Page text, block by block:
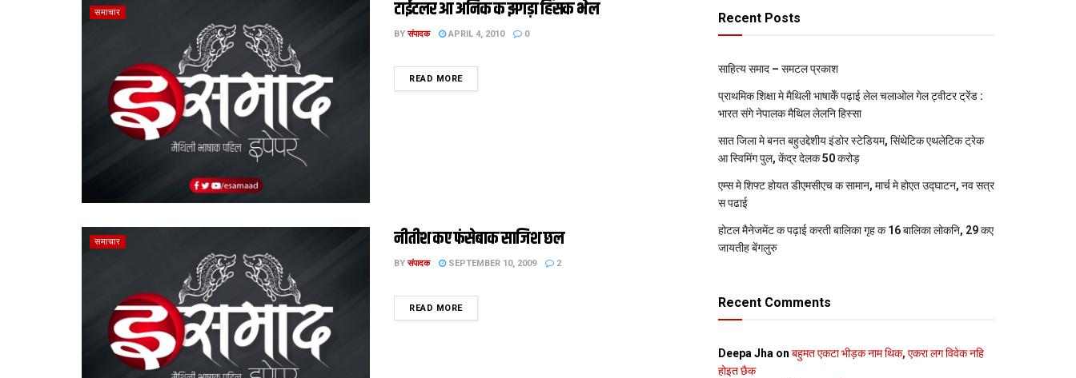
समाचार टाईटलर आ अनिक क झगड़ा हिंसक भेल
BY संपादक APRIL 4, 2010 0
READ MOREDETAILS
समाचार नीतीश कए फंसेबाक साजिश छल
BY संपादक SEPTEMBER 10, 2009 2
READ MOREDETAILS
Recent Posts
साहित्य समाद – समटल प्रकाश
प्राथमिक शि‍क्षा मे मैथि‍ली भाषाकेँ पढ़ाई लेल चलाओल गेल ट्वीटर ट्रेंड :
भारत संगे नेपालक मैथिल लेलनि हिस्सा
सात जिला मे बनत बहुउद्देशीय इंडोर स्‍टेडि‍यम, सिंथेटिक एथलेटिक ट्रेक
आ स्विमिंग पुल, केंद्र देलक 50 करोड़
एम्स मे शिफ्ट होयत डीएमसीएच क सामान, मार्च मे होएत उद्घाटन, नव सत्र
स पढाई
होटल मैनेजमेंट क पढ़ाई करती बालिका गृह क 16 बालिका लोकनि, 29 कए
जायतीह बेंगलुरु
Recent Comments
Deepa Jha on बहुमत एकटा भीड़क नाम थिक, एकरा लग विवेक नहि
होइत छैक